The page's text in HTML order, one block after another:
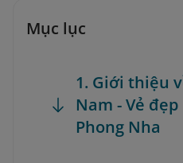
Mục lục
1. Giới thiệu
Nam - Vẻ
Phong Nha